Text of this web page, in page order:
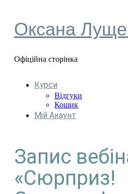
Оксана
Офіційна сторінка
Курси
Відгуки
Кошик
Мій Акаунт
Запис
«Сюрприз!